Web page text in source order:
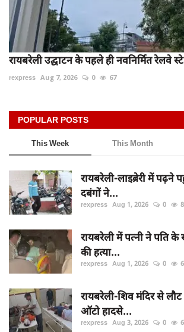
रायबरेली उद्घाटन के पहले ही नवनिर्मित रेलवे
rexpress Aug 7, 2026 0 67
POPULAR POSTS
This Week This Month
रायबरेली-लाइब्रेरी में पढ़ने
दबंगों ने...
rexpress Aug 1, 2026 0
रायबरेली में पत्नी ने पति के
की हत्या...
rexpress Aug 1, 2026 0
रायबरेली-शिव मंदिर से
ऑटो हादसे...
rexpress Aug 3, 2026 0